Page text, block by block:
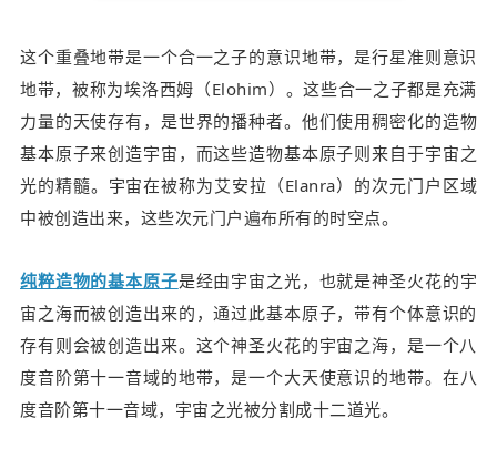
这个重叠地带是一个合一之子的意识地带，是行星准则意识
地带，被称为埃洛西姆（Elohim）。这些合一之子都是充满
力量的天使存有， 是世界的播种者。他们使用稠密化的造物
基本原子来创造宇宙，而这些造物基本原子则来自于宇宙之
光的精髓。宇宙在被称为艾安拉（Elanra）的次元门户区域
中被创造出来，这些次元门户遍布所有的时空点。
纯粹造物的基本原子是经由宇宙之光，也就是神圣火花的宇
宙之海而被创造出来的，通过此基本原子，带有个体意识的
存有则会被创造出来。这个神圣火花的宇宙之海，是一个八
度音阶第十一音域的地带，是一个大天使意识的地带。在 八
度音阶第十一音域，宇宙之光被分割成十二道光。